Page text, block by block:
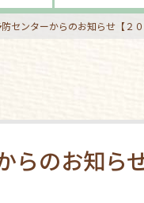
センターからのお知らせ【２
らのお知ら